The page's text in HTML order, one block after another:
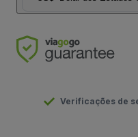
Verificações de